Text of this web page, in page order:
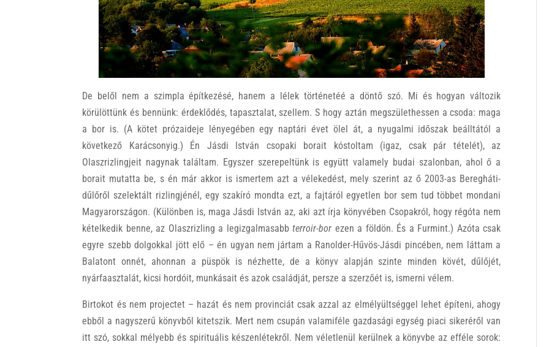
De belől nem a szimpla építkezésé, hanem a lélek történetéé a döntő szó. Mi és hogyan változik
körülöttünk és bennünk: érdeklődés, tapasztalat, szellem. S hogy aztán megszülethessen a csoda: maga
a bor is. (A kötet prózaideje lényegében egy naptári évet ölel át, a nyugalmi időszak beálltától a
következő Karácsonyig.) Én Jásdi István csopaki borait kóstoltam (igaz, csak pár tételét), az
Olaszrizlingjeit nagynak találtam. Egyszer szerepeltünk is együtt valamely budai szalonban, ahol ő a
borait mutatta be, s én már akkor is ismertem azt a vélekedést, mely szerint az ő 2003-as Beregháti-
dűlőről szelektált rizlingjénél, egy szakíró mondta ezt, a fajtáról egyetlen bor sem tud többet mondani
Magyarországon. (Különben is, maga Jásdi István az, aki azt írja könyvében Csopakról, hogy régóta nem
kételkedik benne, az Olaszrizling a legizgalmasabbterroir-bor ezen a földön. És a Furmint.) Azóta csak
egyre szebb dolgokkal jött elő – én ugyan nem jártam a Ranolder-Hűvös-Jásdi pincében, nem láttam a
Balatont onnét, ahonnan a püspök is nézhette, de a könyv alapján szinte minden kövét, dűlőjét,
nyárfaasztalát, kicsi hordóit, munkásait és azok családját, persze a szerzőét is, ismerni vélem.
Birtokot és nem projectet – hazát és nem provinciát csak azzal az elmélyültséggel lehet építeni, ahogy
ebből a nagyszerű könyvből kitetszik. Mert nem csupán valamiféle gazdasági egység piaci sikeréről van
itt szó, sokkal mélyebb és spirituális készenlétekről. Nem véletlenül kerülnek a könyvbe az efféle sorok: